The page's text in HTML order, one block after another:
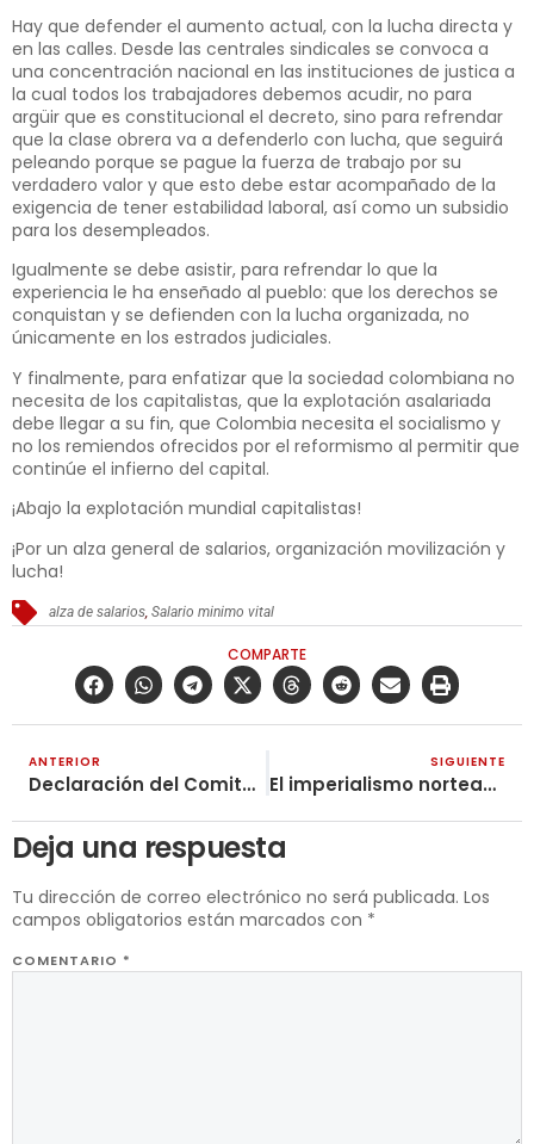
Hay que defender el aumento actual, con la lucha directa y
en las calles. Desde las centrales sindicales se convoca a
una concentración nacional en las instituciones de justica a
la cual todos los trabajadores debemos acudir, no para
argüir que es constitucional el decreto, sino para refrendar
que la clase obrera va a defenderlo con lucha, que seguirá
peleando porque se pague la fuerza de trabajo por su
verdadero valor y que esto debe estar acompañado de la
exigencia de tener estabilidad laboral, así como un subsidio
para los desempleados.
Igualmente se debe asistir, para refrendar lo que la
experiencia le ha enseñado al pueblo: que los derechos se
conquistan y se defienden con la lucha organizada, no
únicamente en los estrados judiciales.
Y finalmente, para enfatizar que la sociedad colombiana no
necesita de los capitalistas, que la explotación asalariada
debe llegar a su fin, que Colombia necesita el socialismo y
no los remiendos ofrecidos por el reformismo al permitir que
continúe el infierno del capital.
¡Abajo la explotación mundial capitalistas!
¡Por un alza general de salarios, organización movilización y
lucha!
alza de salarios,Salario minimo vital
COMPARTE
ANTERIOR
Declaración del Comité de Dirección de la UOC (mlm) sobre el nuevo ataque del Partido Comunista de Brasil
SIGUIENTE
El imperialismo norteamericano quiere convertir a América Latina en una neocolonia
Deja una respuesta
Tu dirección de correo electrónico no será publicada. Los
campos obligatorios están marcados con *
COMENTARIO *